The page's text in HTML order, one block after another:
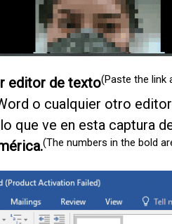
editor de texto(Paste the link
o cualquier otro
que ve en esta captura
(The numbers in the bold